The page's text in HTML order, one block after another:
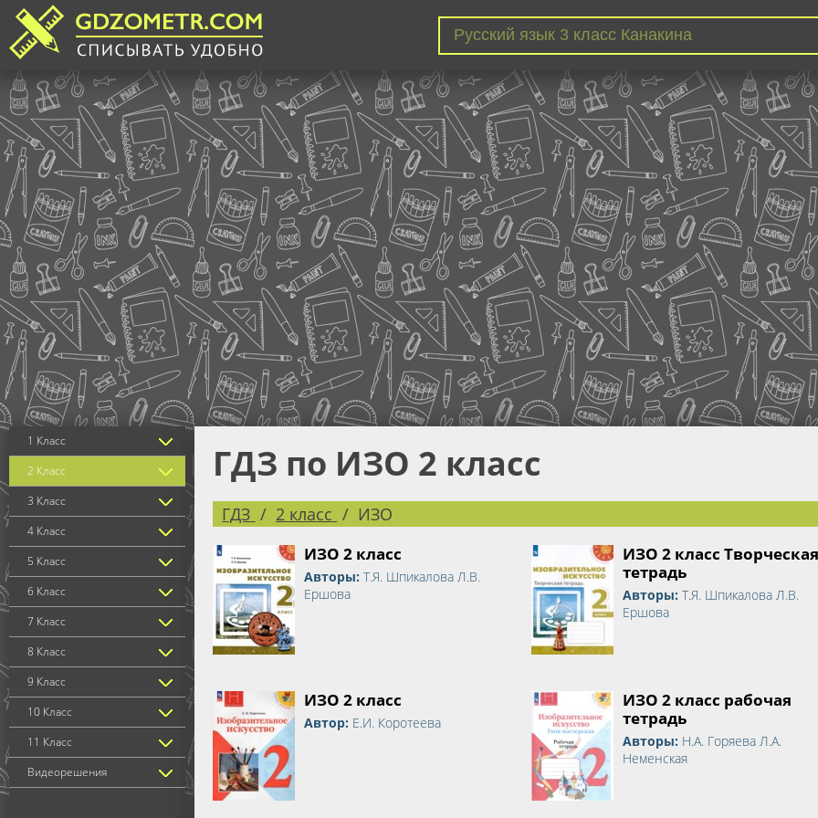
1 Класс
2 Класс
3 Класс
4 Класс
5 Класс
6 Класс
7 Класс
8 Класс
9 Класс
10 Класс
11 Класс
Видеорешения
ГДЗ по ИЗО 2 класс
ГДЗ 2 класс ИЗО
ИЗО 2 класс
Авторы:Т.Я. Шпикалова Л.В.
Ершова
ИЗО 2 класс Творческая
тетрадь
Авторы: Т.Я. Шпикалова Л.В.
Ершова
ИЗО 2 класс
Автор: Е.И. Коротеева
ИЗО 2 класс рабочая
тетрадь
Авторы: Н.А. Горяева Л.А.
Неменская